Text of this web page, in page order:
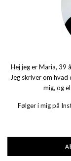
Hej jeg er Maria, 39
Jeg skriver om
mig, og
Følger i mig på